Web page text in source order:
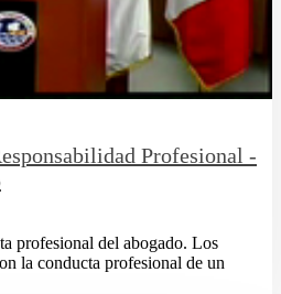
Profesional -
profesional del abogado. Los
la conducta profesional de un